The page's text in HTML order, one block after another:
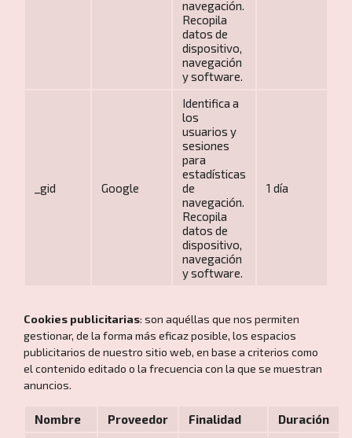
navegación.
Recopila
datos de
dispositivo,
navegación
y software.
_gid Google
Identifica a
los
usuarios y
sesiones
para
estadísticas
de
navegación.
Recopila
datos de
dispositivo,
navegación
y software.
1 día
Cookies publicitarias: son aquéllas que nos permiten
gestionar, de la forma más eficaz posible, los espacios
publicitarios de nuestro sitio web, en base a criterios como
el contenido editado o la frecuencia con la que se muestran
anuncios.
Nombre Proveedor Finalidad Duración